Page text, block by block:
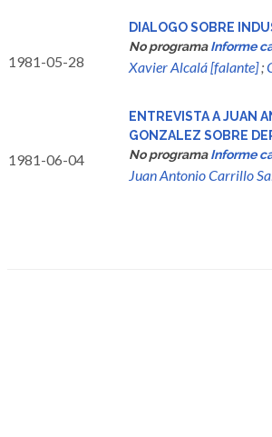
1981-05-28
DIALOGO SOBRE
No programaInforme
Xavier Alcalá [falante];
1981-06-04
ENTREVISTA A JUAN
GONZALEZ SOBRE
No programaInforme
Juan Antonio Carrillo